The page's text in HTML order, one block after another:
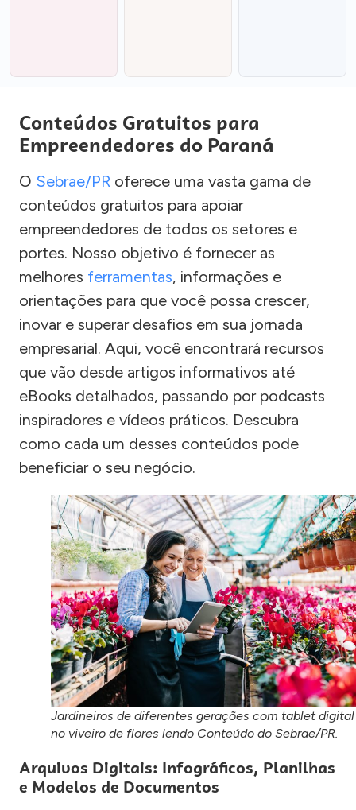
Conteúdos Gratuitos para
Empreendedores do Paraná
O Sebrae/PR oferece uma vasta gama de
conteúdos gratuitos para apoiar
empreendedores de todos os setores e
portes. Nosso objetivo é fornecer as
melhores ferramentas, informações e
orientações para que você possa crescer,
inovar e superar desafios em sua jornada
empresarial. Aqui, você encontrará recursos
que vão desde artigos informativos até
eBooks detalhados, passando por podcasts
inspiradores e vídeos práticos. Descubra
como cada um desses conteúdos pode
beneficiar o seu negócio.
Jardineiros de diferentes gerações com tablet digital
no viveiro de flores lendo Conteúdo do Sebrae/PR.
Arquivos Digitais: Infográficos, Planilhas
e Modelos de Documentos